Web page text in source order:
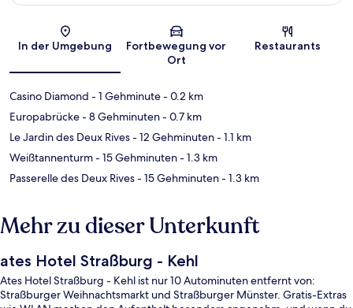
Karte
In der Umgebung
Fortbewegung vor
Ort
Restaurants
Casino Diamond - 1 Gehminute- 0.2 km
Europabrücke- 8 Gehminuten- 0.7 km
Le Jardin des Deux Rives- 12 Gehminuten- 1.1 km
Weißtannenturm- 15 Gehminuten- 1.3 km
Passerelle des Deux Rives- 15 Gehminuten- 1.3 km
Mehr zu dieser Unterkunft
ates Hotel Straßburg - Kehl
Ates Hotel Straßburg - Kehl ist nur 10 Autominuten entfernt von:
Straßburger Weihnachtsmarkt und Straßburger Münster. Gratis-Extras